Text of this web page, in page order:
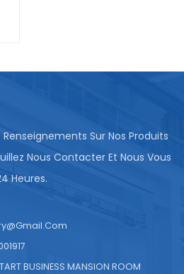
Sur Nos Produits
Nous Contacter Et Nous Vous
Heures.
BUSINESS MANSION ROOM